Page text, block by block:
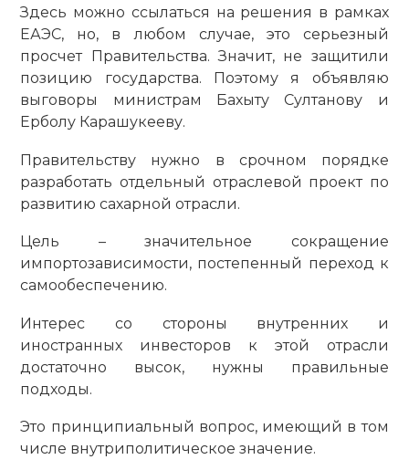
Здесь можно ссылаться на решения в рамках
ЕАЭС, но, в любом случае, это серьезный
просчет Правительства. Значит, не защитили
позицию государства. Поэтому я объявляю
выговоры министрам Бахыту Султанову и
Ерболу Карашукееву.
Правительству нужно в срочном порядке
разработать отдельный отраслевой проект по
развитию сахарной отрасли.
Цель – значительное сокращение
импортозависимости, постепенный переход к
самообеспечению.
Интерес со стороны внутренних и
иностранных инвесторов к этой отрасли
достаточно высок, нужны правильные
подходы.
Это принципиальный вопрос, имеющий в том
числе внутриполитическое значение.